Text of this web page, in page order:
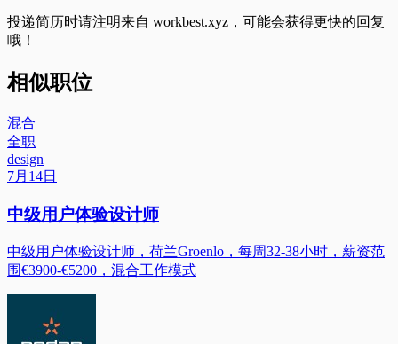
投递简历时请注明来自 workbest.xyz ，可能会获得更快的回复
哦！
相似职位
混合
全职
design
7月14日
中级用户体验设计师
中级用户体验设计师，荷兰Groenlo，每周32-38小时，薪资范
围€3900-€5200，混合工作模式